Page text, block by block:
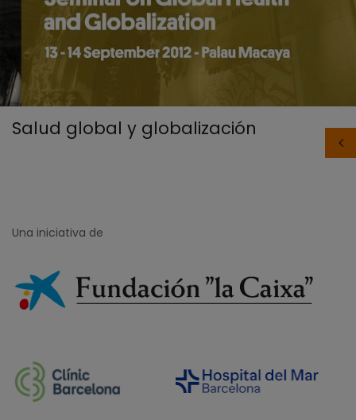
Salud global y globalización
Una iniciativa de